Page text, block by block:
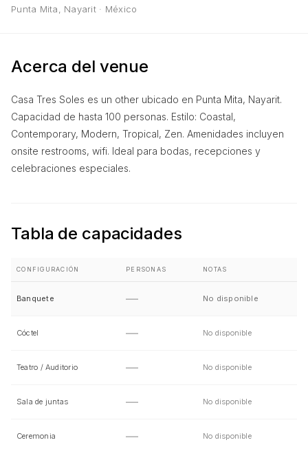
Punta Mita, Nayarit · México
Acerca del venue
Casa Tres Soles es un other ubicado en Punta Mita, Nayarit.
Capacidad de hasta 100 personas. Estilo: Coastal,
Contemporary, Modern, Tropical, Zen. Amenidades incluyen
onsite restrooms, wifi. Ideal para bodas, recepciones y
celebraciones especiales.
Tabla de capacidades
CONFIGURACIÓN PERSONAS NOTAS
Banquete — No disponible
Cóctel — No disponible
Teatro / Auditorio — No disponible
Sala de juntas — No disponible
Ceremonia — No disponible